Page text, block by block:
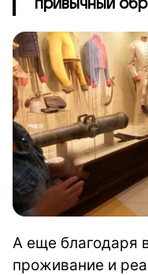
привычный
А еще благодаря
проживание и